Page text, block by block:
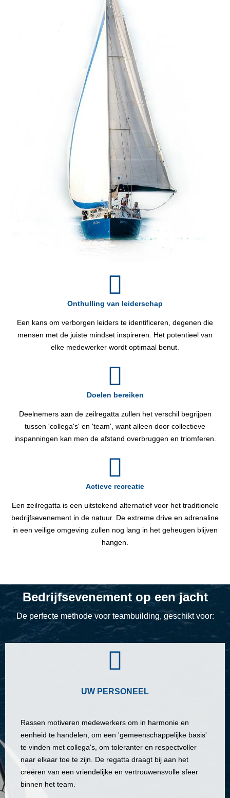
Onthulling van leiderschap
Een kans om verborgen leiders te identificeren, degenen die
mensen met de juiste mindset inspireren. Het potentieel van
elke medewerker wordt optimaal benut.
Doelen bereiken
Deelnemers aan de zeilregatta zullen het verschil begrijpen
tussen 'collega's' en 'team', want alleen door collectieve
inspanningen kan men de afstand overbruggen en triomferen.
Actieve recreatie
Een zeilregatta is een uitstekend alternatief voor het traditionele
bedrijfsevenement in de natuur. De extreme drive en adrenaline
in een veilige omgeving zullen nog lang in het geheugen blijven
hangen.
Bedrijfsevenement op een jacht
De perfecte methode voor teambuilding, geschikt voor:
UW PERSONEEL
Rassen motiveren medewerkers om in harmonie en
eenheid te handelen, om een 'gemeenschappelijke basis'
te vinden met collega's, om toleranter en respectvoller
naar elkaar toe te zijn. De regatta draagt bij aan het
creëren van een vriendelijke en vertrouwensvolle sfeer
binnen het team.